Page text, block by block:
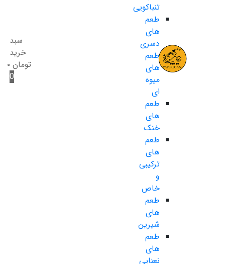
تنباکویی
طعم
های
دسری
طعم
های
میوه
ای
طعم
های
خنک
طعم
های
ترکیبی
و
خاص
طعم
های
شیرین
طعم
های
نعنایی
سبد
خرید
تومان ۰
0